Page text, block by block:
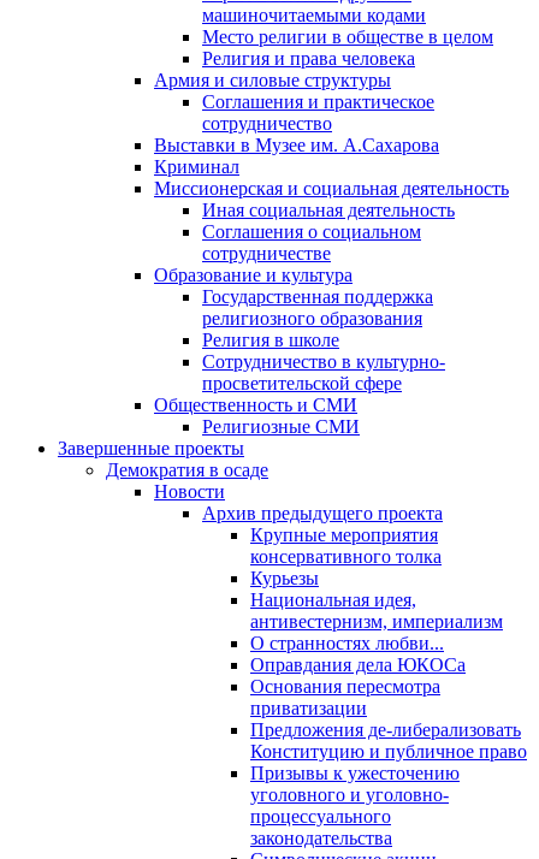
машиночитаемыми кодами
Место религии в обществе в целом
Религия и права человека
Армия и силовые структуры
Соглашения и практическое
сотрудничество
Выставки в Музее им. А.Сахарова
Криминал
Миссионерская и социальная деятельность
Иная социальная деятельность
Соглашения о социальном
сотрудничестве
Образование и культура
Государственная поддержка
религиозного образования
Религия в школе
Сотрудничество в культурно-
просветительской сфере
Общественность и СМИ
Религиозные СМИ
Завершенные проекты
Демократия в осаде
Новости
Архив предыдущего проекта
Крупные мероприятия
консервативного толка
Курьезы
Национальная идея,
антивестернизм, империализм
О странностях любви...
Оправдания дела ЮКОСа
Основания пересмотра
приватизации
Предложения де-либерализовать
Конституцию и публичное право
Призывы к ужесточению
уголовного и уголовно-
процессуального
законодательства